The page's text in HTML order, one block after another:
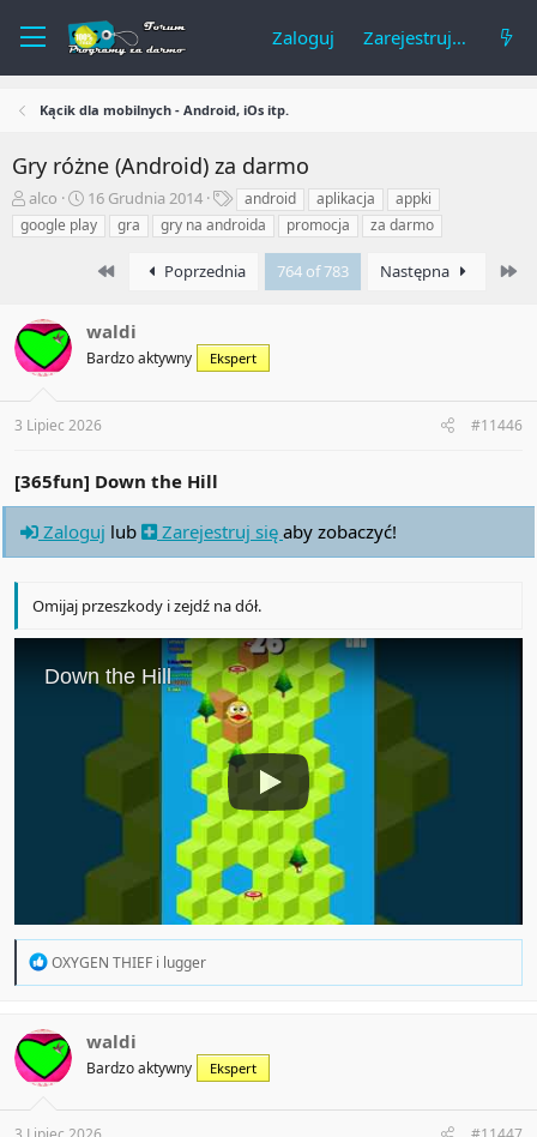
Zaloguj Zarejestruj się
Kącik dla mobilnych - Android, iOs itp.
Gry różne (Android) za darmo
A
u
t
e
a
alco
R
o
z
z
ę
t
16 Grudnia 2014
T
a
g
i
android aplikacja
appki
google play
gra gry na androida promocja za darmo
First Poprzednia 764 of 783 Następna
waldi
Bardzo aktywny Ekspert
3 Lipiec 2026 #11446
[365fun] Down the Hill
Zaloguj lub Zarejestruj się aby zobaczyć!
Omijaj przeszkody i zejdź na dół.
R
t
i
o
s
:
OXYGEN THIEF i lugger
waldi
Bardzo aktywny Ekspert